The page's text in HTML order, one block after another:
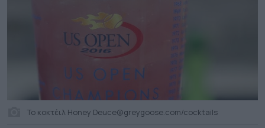
To κοκτέιλ Honey Deuce@greygoose.com/cocktails